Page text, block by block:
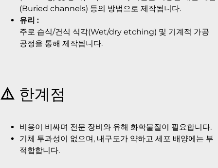
(Buried channels) 등의 방법으로 제작됩니다.
유리 :
주로 습식/건식 식각(Wet/dry etching) 및 기계적 가공
공정을 통해 제작됩니다.
⚠️ 한계점
비용이 비싸며 전문 장비와 유해 화학물질이 필요합니다.
기체 투과성이 없으며, 내구도가 약하고 세포 배양에는 부
적합합니다.